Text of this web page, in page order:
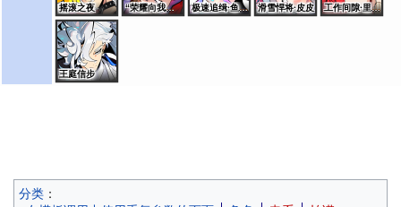
摇滚之夜 “荣耀向我俯首”·艾夏拉 极速追缉·鱼龙王 滑雪悍将·皮皮 工作间隙·里奥斯
王庭信步
分类 ：